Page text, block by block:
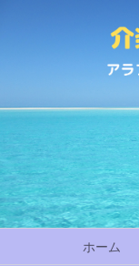
ホーム